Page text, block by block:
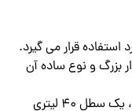
قرار می گیرد.
بزرگ و نوع ساده آن
چرا که ممکن است از نظر یک خانم خانه دار، یک سطل 40 لیتری